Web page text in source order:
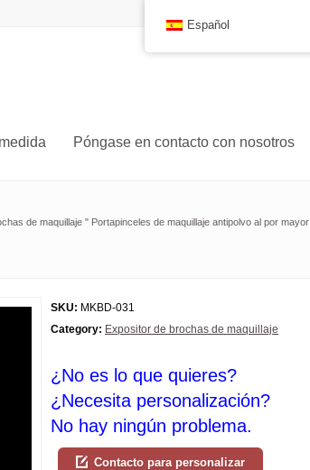
Póngase en contacto con nosotros
de maquillaje " Portapinceles de maquillaje antipolvo al por mayor
SKU: MKBD-031
Category: Expositor de brochas de maquillaje
¿No es lo que quieres?
¿Necesita personalización?
No hay ningún problema.
Contacto para personalizar
Español